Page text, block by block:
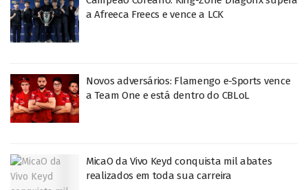
a Afreeca Freecs e vence a LCK
Novos adversários: Flamengo e-Sports vence
a Team One e está dentro do CBLoL
MicaO da Vivo Keyd conquista mil abates
realizados em toda sua carreira